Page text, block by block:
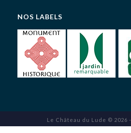
NOS LABELS
Le Château du Lude © 2026 -